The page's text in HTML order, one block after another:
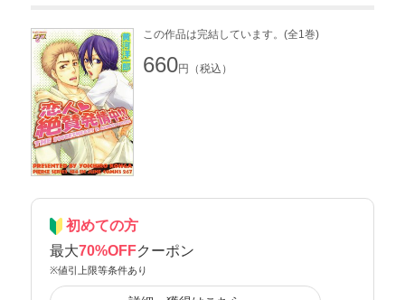
この作品は完結しています。(全1巻)
660円（税込）
初めての方
最大70%OFFクーポン
※値引上限等条件あり